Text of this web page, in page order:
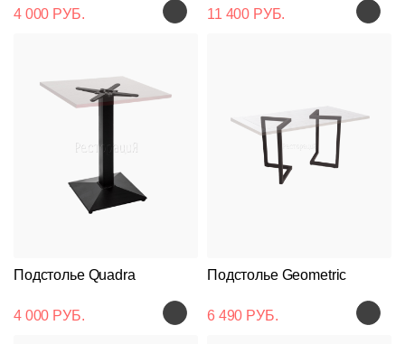
4 000 РУБ. 11 400 РУБ.
Подстолье Quadra
4 000 РУБ.
Подстолье Geometric
6 490 РУБ.